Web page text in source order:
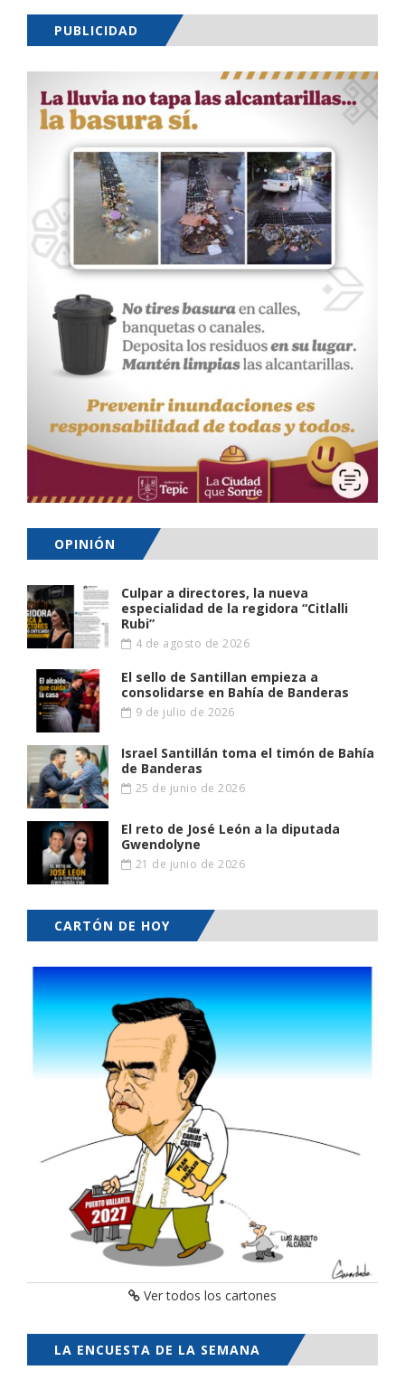
PUBLICIDAD
OPINIÓN
Culpar a directores, la nueva
especialidad de la regidora “Citlalli
Rubi”
4 de agosto de 2026
El sello de Santillan empieza a
consolidarse en Bahía de Banderas
9 de julio de 2026
Israel Santillán toma el timón de Bahía
de Banderas
25 de junio de 2026
El reto de José León a la diputada
Gwendolyne
21 de junio de 2026
CARTÓN DE HOY
Ver todos los cartones
LA ENCUESTA DE LA SEMANA